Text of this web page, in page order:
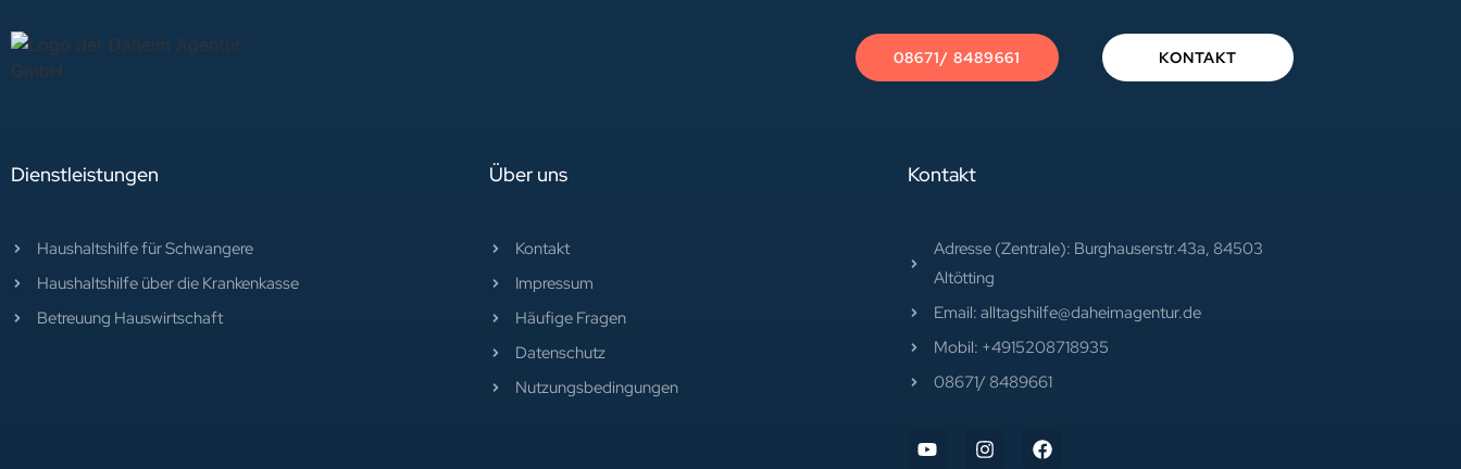
08671/ 8489661 KONTAKT
Dienstleistungen
Haushaltshilfe für Schwangere
Haushaltshilfe über die Krankenkasse
Betreuung Hauswirtschaft
Über uns
Kontakt
Impressum
Häufige Fragen
Datenschutz
Nutzungsbedingungen
Kontakt
Adresse (Zentrale): Burghauserstr.43a, 84503
Altötting
Email: alltagshilfe@daheimagentur.de
Mobil: +4915208718935
08671/ 8489661